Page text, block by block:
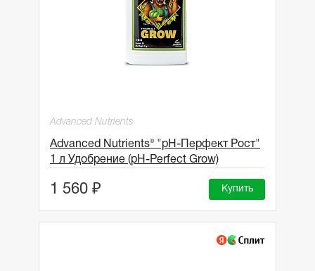
Advanced Nutrients
Advanced Nutrients® "рН-Перфект Рост"
1 л Удобрение (pH-Perfect Grow)
1 560 ₽ Купить